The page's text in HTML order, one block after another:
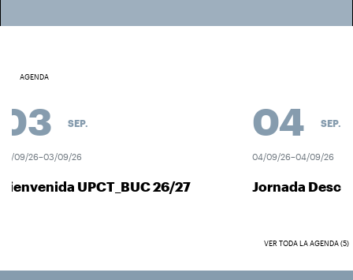
AGENDA
SEP.
26–03/09/26
UPCT_BUC 26/27
04 SEP.
04/09/26–04/09/26
Jornada
VER TODA LA AGENDA (5)